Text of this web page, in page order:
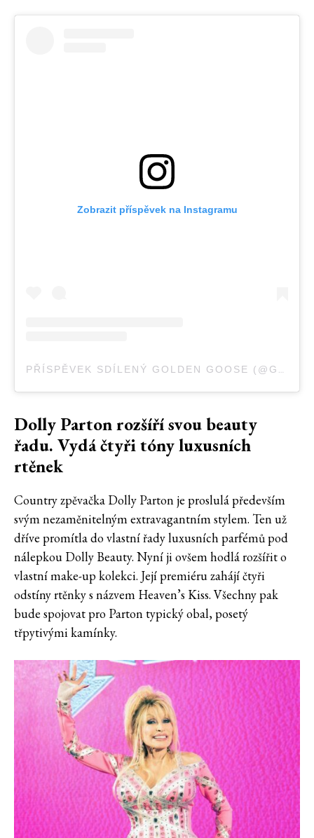
Zobrazit příspěvek na Instagramu
PŘÍSPĚVEK SDÍLENÝ GOLDEN GOOSE (@GOLDENGOOSE)
Dolly Parton rozšíří svou beauty
řadu. Vydá čtyři tóny luxusních
rtěnek
Country zpěvačka Dolly Parton je proslulá především
svým nezaměnitelným extravagantním stylem. Ten už
dříve promítla do vlastní řady luxusních parfémů pod
nálepkou Dolly Beauty. Nyní ji ovšem hodlá rozšířit o
vlastní make-up kolekci. Její premiéru zahájí čtyři
odstíny rtěnky s názvem Heaven’s Kiss. Všechny pak
bude spojovat pro Parton typický obal, posetý
třpytivými kamínky.